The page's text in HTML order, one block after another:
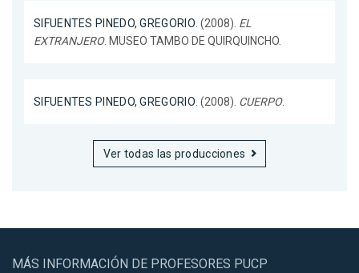
SIFUENTES PINEDO, GREGORIO. (2008). EL
EXTRANJERO. MUSEO TAMBO DE QUIRQUINCHO.
SIFUENTES PINEDO, GREGORIO. (2008). CUERPO.
Ver todas las producciones
MÁS INFORMACIÓN DE PROFESORES PUCP